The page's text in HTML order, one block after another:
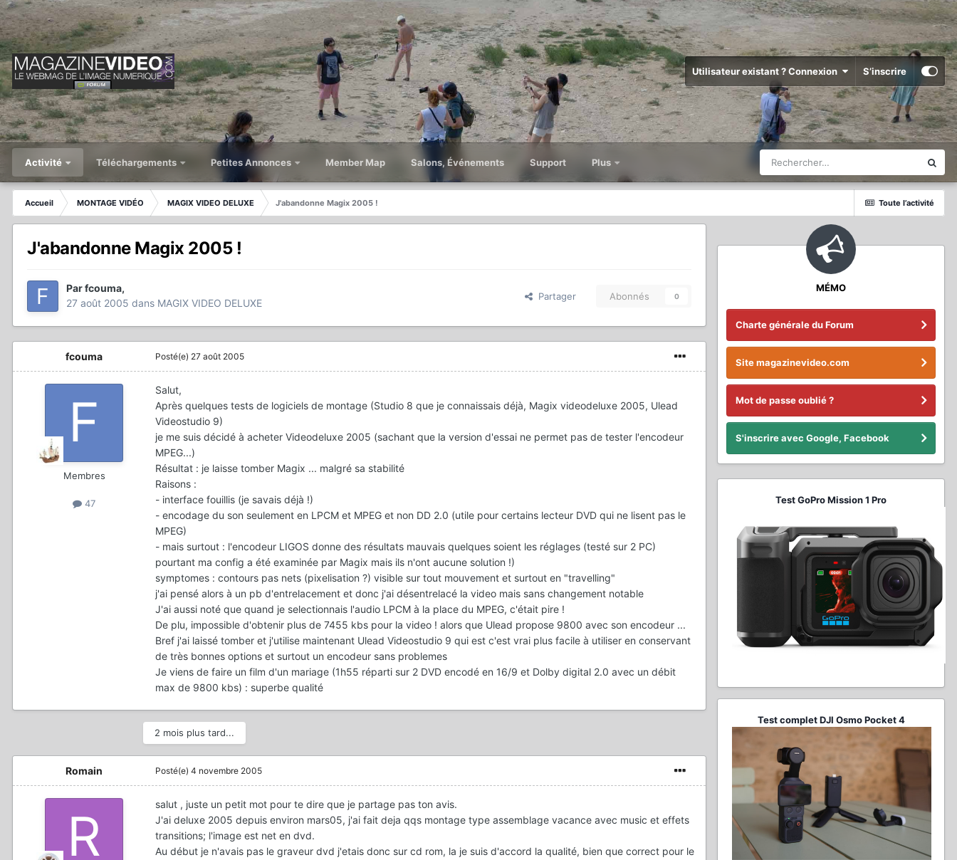
Utilisateur existant ? Connexion S’inscrire
Activité Téléchargements Petites Annonces Member Map Salons, Événements Support Plus
Toute l’activité
Accueil MONTAGE VIDÉO MAGIX VIDEO DELUXE J'abandonne Magix 2005 !
J'abandonne Magix 2005 !
Parfcouma,
27 août 2005 dans MAGIX VIDEO DELUXE
Partager Abonnés 0
fcouma
Membres
47
Posté(e) 27 août 2005
Salut,
Après quelques tests de logiciels de montage (Studio 8 que je connaissais déjà, Magix videodeluxe 2005, Ulead
Videostudio 9)
je me suis décidé à acheter Videodeluxe 2005 (sachant que la version d'essai ne permet pas de tester l'encodeur
MPEG...)
Résultat : je laisse tomber Magix ... malgré sa stabilité
Raisons :
- interface fouillis (je savais déjà !)
- encodage du son seulement en LPCM et MPEG et non DD 2.0 (utile pour certains lecteur DVD qui ne lisent pas le
MPEG)
- mais surtout : l'encodeur LIGOS donne des résultats mauvais quelques soient les réglages (testé sur 2 PC)
pourtant ma config a été examinée par Magix mais ils n'ont aucune solution !)
symptomes : contours pas nets (pixelisation ?) visible sur tout mouvement et surtout en "travelling"
j'ai pensé alors à un pb d'entrelacement et donc j'ai désentrelacé la video mais sans changement notable
J'ai aussi noté que quand je selectionnais l'audio LPCM à la place du MPEG, c'était pire !
De plu, impossible d'obtenir plus de 7455 kbs pour la video ! alors que Ulead propose 9800 avec son encodeur ...
Bref j'ai laissé tomber et j'utilise maintenant Ulead Videostudio 9 qui est c'est vrai plus facile à utiliser en conservant
de très bonnes options et surtout un encodeur sans problemes
Je viens de faire un film d'un mariage (1h55 réparti sur 2 DVD encodé en 16/9 et Dolby digital 2.0 avec un débit
max de 9800 kbs) : superbe qualité
2 mois plus tard...
Romain Posté(e) 4 novembre 2005
salut , juste un petit mot pour te dire que je partage pas ton avis.
J'ai deluxe 2005 depuis environ mars05, j'ai fait deja qqs montage type assemblage vacance avec music et effets
transitions; l'image est net en dvd.
Au début je n'avais pas le graveur dvd j'etais donc sur cd rom, la je suis d'accord la qualité, bien que correct pour le
MÉMO
Charte générale du Forum
Site magazinevideo.com
Mot de passe oublié ?
S'inscrire avec Google, Facebook
Test GoPro Mission 1 Pro
Test complet DJI Osmo Pocket 4